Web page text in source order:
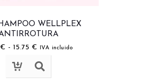
WELLPLEX
€ - 15.75 € IVA incluido